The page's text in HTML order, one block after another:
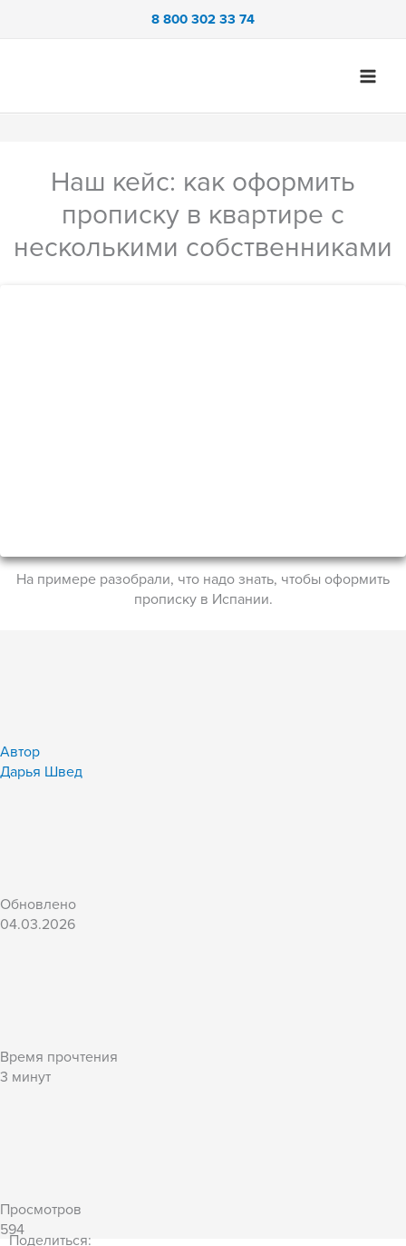
8 800 302 33 74
Наш кейс: как оформить
прописку в квартире с
несколькими собственниками
На примере разобрали, что надо знать, чтобы оформить
прописку в Испании.
Автор
Дарья Швед
Обновлено
04.03.2026
Время прочтения
3 минут
Просмотров
594
Поделиться: